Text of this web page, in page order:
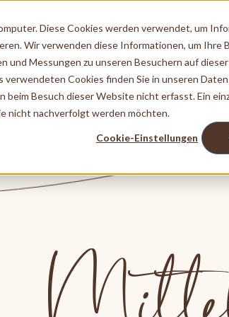
Diese Cookies werden verwendet, um
Wir verwenden diese Informationen, um Ihre
und Messungen zu unseren Besuchern auf
Cookies finden Sie in unseren
Besuch dieser Website nicht erfasst. Ein
nicht nachverfolgt werden möchten.
Cookie-Einstellungen